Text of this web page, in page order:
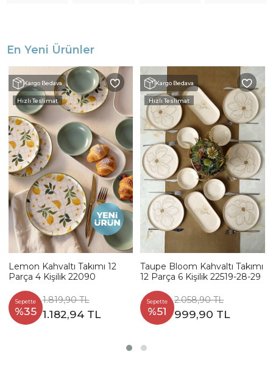
En Yeni Ürünler
Kargo Bedava
Hızlı Teslimat
Lemon Kahvaltı Takımı 12
Parça 4 Kişilik 22090
Sepette
%35
1.819,90 TL
1.182,94 TL
Kargo Bedava
Hızlı Teslimat
Taupe Bloom Kahvaltı Takımı
12 Parça 6 Kişilik 22519-28-29
Sepette
%51
2.058,90 TL
999,90 TL